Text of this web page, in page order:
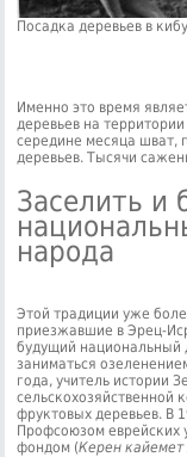
Посадка деревьев в
Именно это время
деревьев на
середине месяца шват,
деревьев. Тысячи
Заселить и
народа
Этой традиции уже
приезжавшие в Эрец-
будущий национальный
заниматься
года, учитель истории
сельскохозяйственной
фруктовых деревьев. В
Профсоюзом еврейских
фондом (Керен кайемет